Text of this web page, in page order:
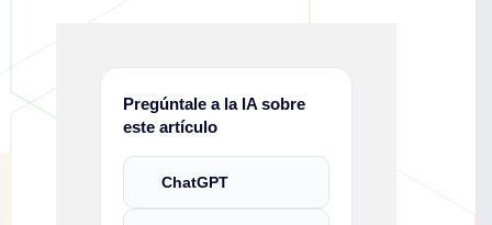
Pregúntale a la IA sobre
este artículo
ChatGPT